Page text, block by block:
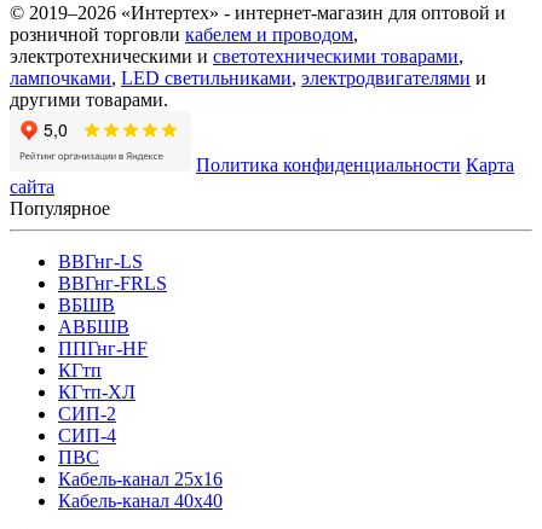
© 2019–2026 «Интертех» - интернет-магазин для оптовой и
розничной торговли кабелем и проводом,
электротехническими и светотехническими товарами,
лампочками, LED светильниками, электродвигателями и
другими товарами.
Политика конфиденциальности Карта
сайта
Популярное
ВВГнг-LS
ВВГнг-FRLS
ВБШВ
АВБШВ
ППГнг-HF
КГтп
КГтп-ХЛ
СИП-2
СИП-4
ПВС
Кабель-канал 25х16
Кабель-канал 40х40